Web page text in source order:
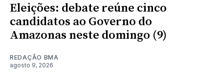
Eleições: debate reúne cinco
candidatos ao Governo do
Amazonas neste domingo (9)
REDAÇÃO BMA
agosto 9, 2026